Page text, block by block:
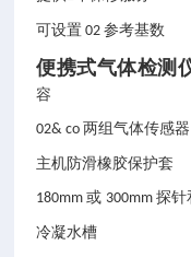
可设置 02参考基数
便携式气体检测
容
02& co 两组气体传感器
主机防滑橡胶保护套
180mm或 300mm探针
冷凝水槽